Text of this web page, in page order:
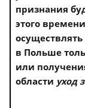
признания
этого
в Польше
или
области уход